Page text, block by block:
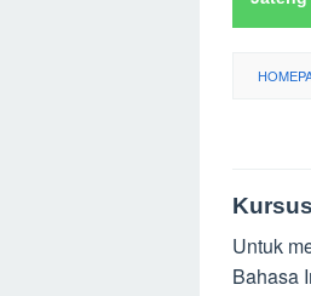
Untuk
Bahasa